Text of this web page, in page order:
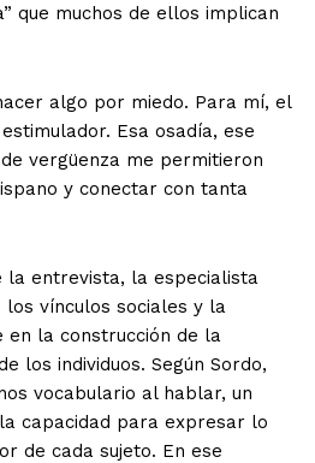
que muchos de ellos implican
algo por miedo. Para mí, el
Esa osadía, ese
vergüenza me permitieron
y conectar con tanta
entrevista, la especialista
vínculos sociales y la
en la construcción de la
los individuos. Según Sordo,
vocabulario al hablar, un
capacidad para expresar lo
de cada sujeto. En ese